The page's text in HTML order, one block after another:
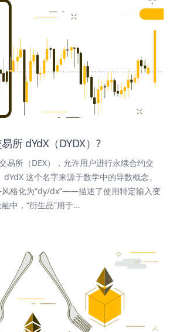
所 dYdX（DYDX）?
易所（DEX），允许用户进行永续合约交
这个名字来源于数学中的导数概念。
格化为“dy/dx”——描述了使用特定输入变
中，“衍生品”用于...